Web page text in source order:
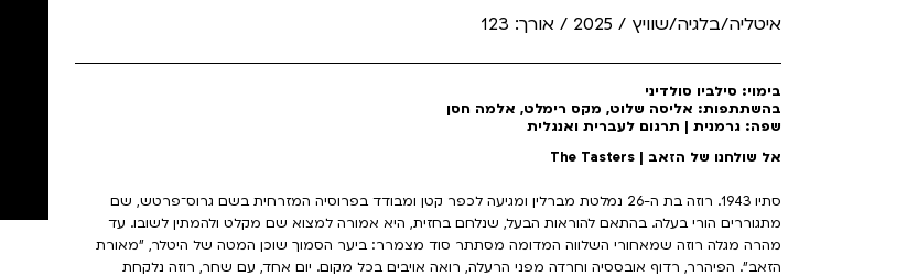
איטליה/בלגיה/שוויץ / 2025 / אורך: 123
בימוי: סילביו סולדיני
בהשתתפות: אליסה שלוט, מקס רימלט, אלמה חסן
שפה: גרמנית | תרגום לעברית ואנגלית
אל שולחנו של הזאב | The Tasters
סתיו 1943. רוזה בת ה-26 נמלטת מברלין ומגיעה לכפר קטן ומבודד בפרוסיה המזרחית בשם גרוס־פרטש, שם
מתגוררים הורי בעלה. בהתאם להוראות הבעל, שנלחם בחזית, היא אמורה למצוא שם מקלט ולהמתין לשובו. עד
מהרה מגלה רוזה שמאחורי השלווה המדומה מסתתר סוד מצמרר: ביער הסמוך שוכן המטה של היטלר, "מאורת
הזאב". הפיהרר, רדוף אובססיה וחרדה מפני הרעלה, רואה אויבים בכל מקום. יום אחד, עם שחר, רוזה נלקחת